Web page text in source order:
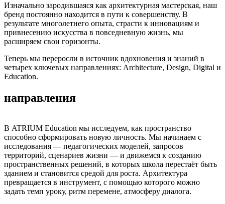
Изначально зародившаяся как архитектурная мастерская, наш
бренд постоянно находится в пути к совершенству. В
результате многолетнего опыта, страсти к инновациям и
привнесению искусства в повседневную жизнь, мы
расширяем свои горизонты.
Теперь мы переросли в источник вдохновения и знаний в
четырех ключевых направлениях: Architecture, Design, Digital и
Education.
направления
В ATRIUM Education мы исследуем, как пространство
способно сформировать новую личность. Мы начинаем с
исследования — педагогических моделей, запросов
территорий, сценариев жизни — и движемся к созданию
пространственных решений, в которых школа перестаёт быть
зданием и становится средой для роста. Архитектура
превращается в инструмент, с помощью которого можно
задать темп уроку, ритм перемене, атмосферу диалога.